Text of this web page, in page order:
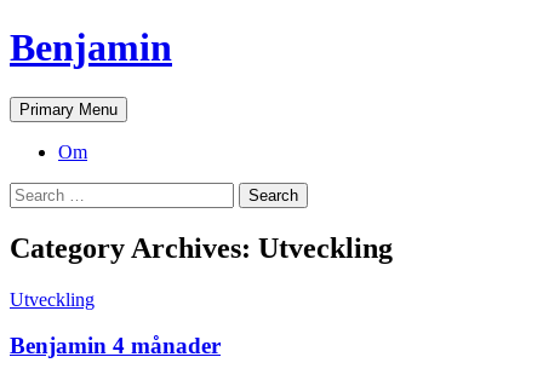
Skip
to
Benjamin
Search
Primary Menu
Om
Search
for:
Category Archives: Utveckling
Utveckling
Benjamin 4 månader